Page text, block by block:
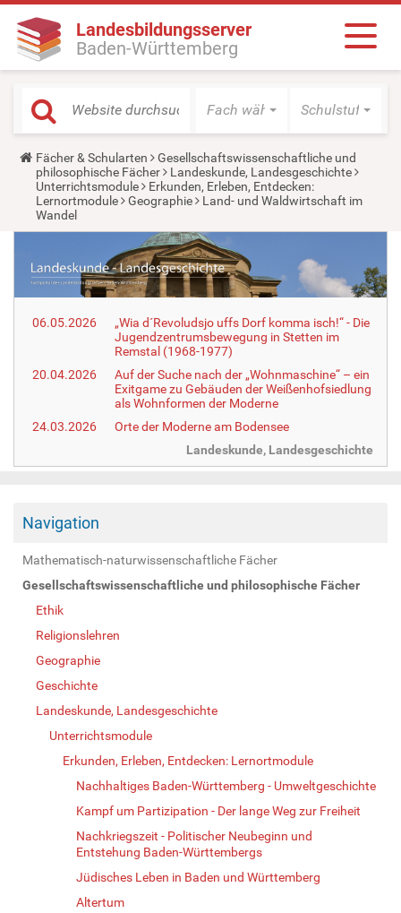
Landesbildungsserver
Baden-Württemberg
Fach wählen Schulstufe
Y
o
u
a
r
e
r
e
:
Fächer & Schularten
Gesellschaftswissenschaftliche und
philosophische Fächer
Landeskunde, Landesgeschichte
Unterrichtsmodule
Erkunden, Erleben, Entdecken:
Lernortmodule
Geographie
Land- und Waldwirtschaft im
Wandel
06.05.2026
„Wia d´Revoludsjo uffs Dorf komma isch!“ - Die
Jugendzentrumsbewegung in Stetten im
Remstal (1968-1977)
20.04.2026
Auf der Suche nach der „Wohnmaschine“ – ein
Exitgame zu Gebäuden der Weißenhofsiedlung
als Wohnformen der Moderne
24.03.2026
Orte der Moderne am Bodensee
Landeskunde, Landesgeschichte
Navigation
Mathematisch-naturwissenschaftliche Fächer
Gesellschaftswissenschaftliche und philosophische Fächer
Ethik
Religionslehren
Geographie
Geschichte
Landeskunde, Landesgeschichte
Unterrichtsmodule
Erkunden, Erleben, Entdecken: Lernortmodule
Nachhaltiges Baden-Württemberg - Umweltgeschichte
Kampf um Partizipation - Der lange Weg zur Freiheit
Nachkriegszeit - Politischer Neubeginn und
Entstehung Baden-Württembergs
Jüdisches Leben in Baden und Württemberg
Altertum